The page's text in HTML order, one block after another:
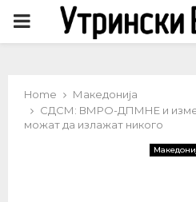
PRIMARY
Home
Македонија
СДСМ: ВМРО-ДПМНЕ и
можат да излажат никого